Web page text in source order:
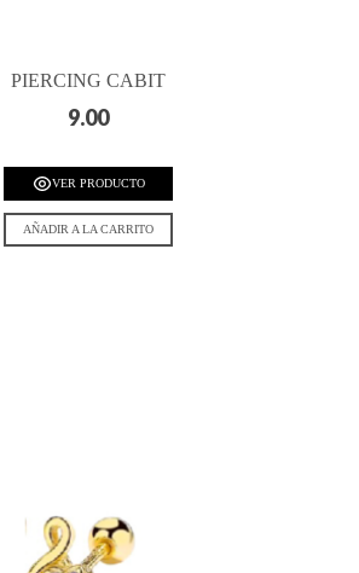
PIERCING CABIT
9.00
VER PRODUCTO
AÑADIR A LA CARRITO